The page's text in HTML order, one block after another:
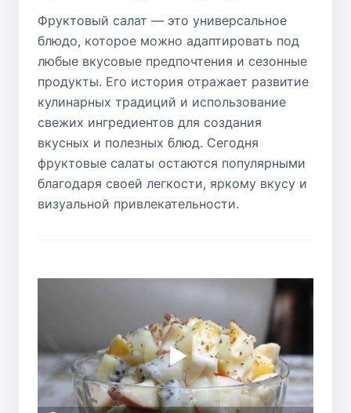
Фруктовый салат — это универсальное
блюдо, которое можно адаптировать под
любые вкусовые предпочтения и сезонные
продукты. Его история отражает развитие
кулинарных традиций и использование
свежих ингредиентов для создания
вкусных и полезных блюд. Сегодня
фруктовые салаты остаются популярными
благодаря своей легкости, яркому вкусу и
визуальной привлекательности.